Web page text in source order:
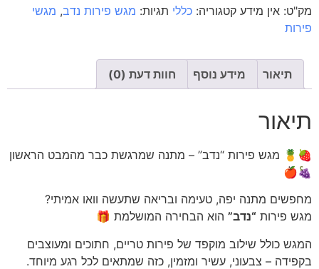
מק"ט: אין מידע קטגוריה: כללי תגיות: מגש פירות נדב, מגשי
פירות
תיאור מידע נוסף חוות דעת (0)
תיאור
🍓🍍 מגש פירות “נדב” – מתנה שמרגשת כבר מהמבט הראשון
🍇🍎
מחפשים מתנה יפה, טעימה ובריאה שתעשה וואו אמיתי?
מגש פירות “נדב” הוא הבחירה המושלמת 🎁
המגש כולל שילוב מוקפד של פירות טריים, חתוכים ומעוצבים
בקפידה – צבעוני, עשיר ומזמין, כזה שמתאים לכל רגע מיוחד.